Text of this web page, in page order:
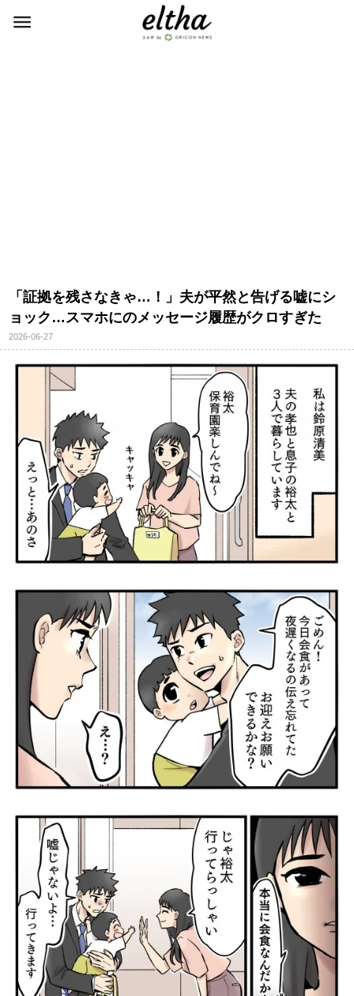
「証拠を残さなきゃ…！」夫が平然と告げる嘘にシ
ョック…スマホにのメッセージ履歴がクロすぎた
2026-06-27